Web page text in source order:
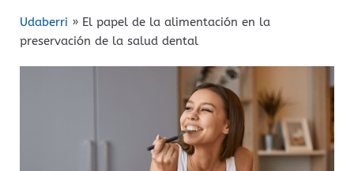
Udaberri » El papel de la alimentación en la
preservación de la salud dental